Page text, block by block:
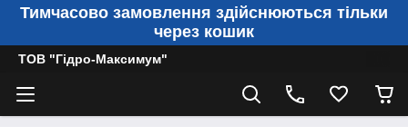
Тимчасово замовлення здійснюються тільки
через кошик
ТОВ "Гідро-Максимум"